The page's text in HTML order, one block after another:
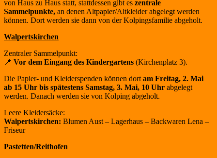
von Haus zu Haus statt, stattdessen gibt es zentrale
Sammelpunkte, an denen Altpapier/Altkleider abgelegt werden
können. Dort werden sie dann von der Kolpingsfamilie abgeholt.
Walpertskirchen
Zentraler Sammelpunkt:
📍 Vor dem Eingang des Kindergartens (Kirchenplatz 3).
Die Papier- und Kleiderspenden können dort am Freitag, 2. Mai
ab 15 Uhr bis spätestens Samstag, 3. Mai, 10 Uhr abgelegt
werden. Danach werden sie von Kolping abgeholt.
Leere Kleidersäcke:
Walpertskirchen: Blumen Aust – Lagerhaus – Backwaren Lena –
Friseur
Pastetten/Reithofen